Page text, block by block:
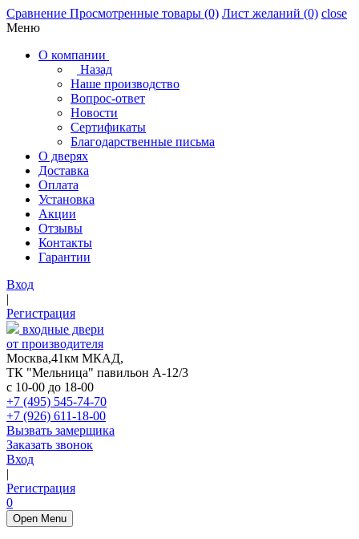
Сравнение Просмотренные товары (0) Лист желаний (0) close
Меню
О компании
Назад
Наше производство
Вопрос-ответ
Новости
Сертификаты
Благодарственные письма
О дверях
Доставка
Оплата
Установка
Акции
Отзывы
Контакты
Гарантии
Вход
|
Регистрация
входные двери
от производителя
Москва,41км МКАД,
ТК "Мельница" павильон А-12/3
с 10-00 до 18-00
+7 (495) 545-74-70
+7 (926) 611-18-00
Вызвать замерщика
Заказать звонок
Вход
|
Регистрация
0
Open Menu